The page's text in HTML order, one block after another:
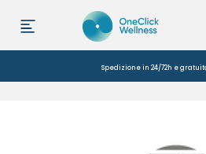
Spedizione in 24/72h e